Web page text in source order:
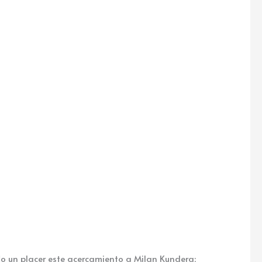
un placer este acercamiento a Milan Kundera;